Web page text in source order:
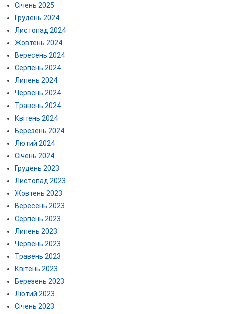
Січень 2025
Грудень 2024
Листопад 2024
Жовтень 2024
Вересень 2024
Серпень 2024
Липень 2024
Червень 2024
Травень 2024
Квітень 2024
Березень 2024
Лютий 2024
Січень 2024
Грудень 2023
Листопад 2023
Жовтень 2023
Вересень 2023
Серпень 2023
Липень 2023
Червень 2023
Травень 2023
Квітень 2023
Березень 2023
Лютий 2023
Січень 2023